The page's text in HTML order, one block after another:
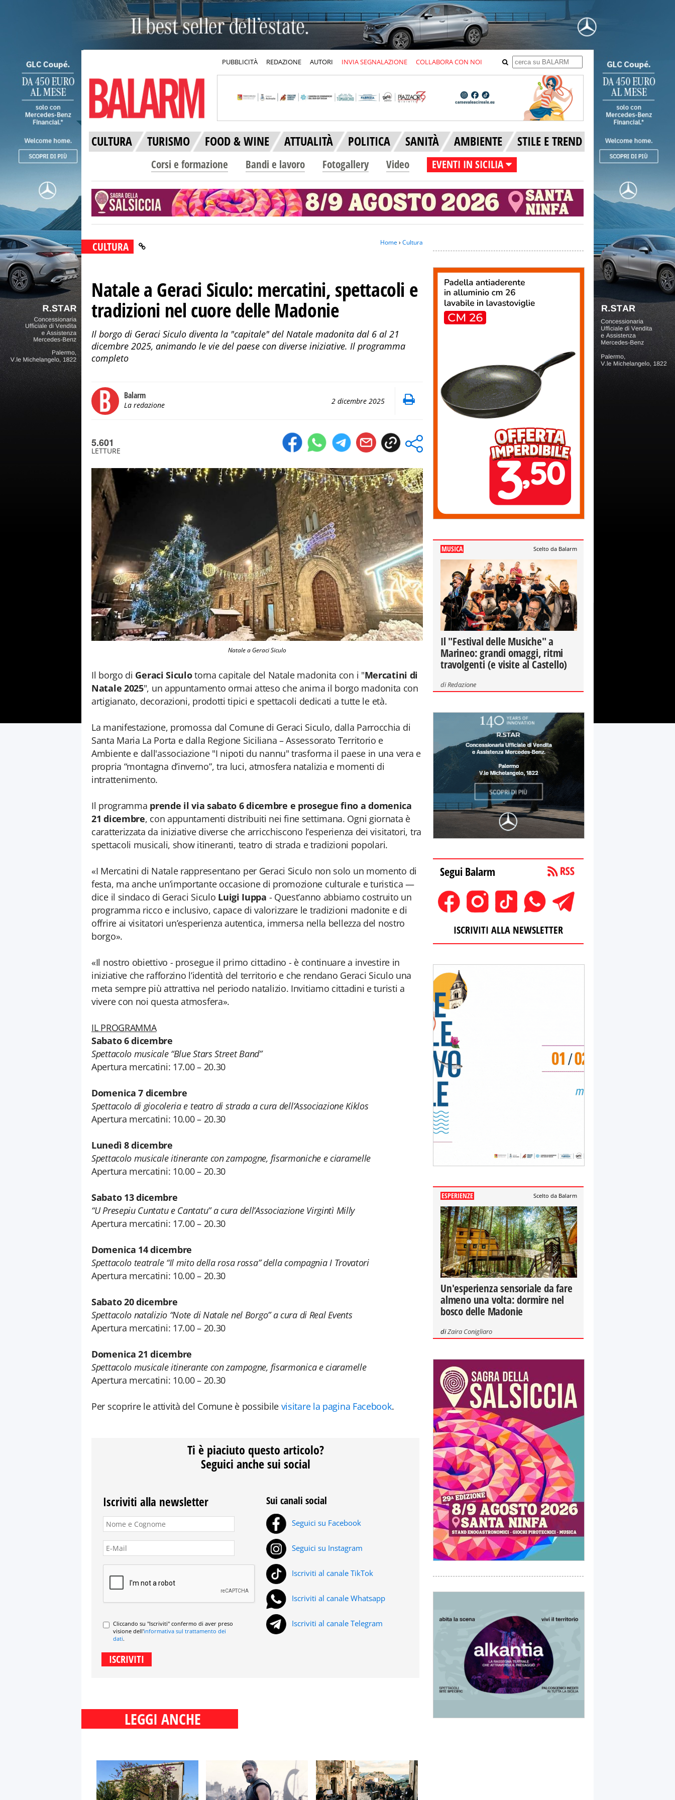
PUBBLICITÀ REDAZIONE AUTORI INVIA SEGNALAZIONE COLLABORA CON NOI
CULTURA TURISMO FOOD & WINE ATTUALITÀ POLITICA SANITÀ AMBIENTE STILE E TREND
Corsi e formazione Bandi e lavoro Fotogallery Video EVENTI IN SICILIA
CULTURA Home› Cultura
Natale a Geraci Siculo: mercatini, spettacoli e
tradizioni nel cuore delle Madonie
Il borgo di Geraci Siculo diventa la "capitale" del Natale madonita dal 6 al 21
dicembre 2025, animando le vie del paese con diverse iniziative. Il programma
completo
Balarm
La redazione 2 dicembre 2025
5.601
LETTURE
Natale a Geraci Siculo
Il borgo di Geraci Siculotorna capitale del Natale madonita con i "Mercatini di
Natale 2025", un appuntamento ormai atteso che anima il borgo madonita con
artigianato, decorazioni, prodotti tipici e spettacoli dedicati a tutte le età.
La manifestazione, promossa dal Comune di Geraci Siculo, dalla Parrocchia di
Santa Maria La Porta e dalla Regione Siciliana – Assessorato Territorio e
Ambiente e dall'associazione "I nipoti du nannu" trasforma il paese in una vera e
propria “montagna d’inverno”, tra luci, atmosfera natalizia e momenti di
intrattenimento.
Il programma prende il via sabato 6 dicembre e prosegue fino a domenica
21 dicembre, con appuntamenti distribuiti nei fine settimana. Ogni giornata è
caratterizzata da iniziative diverse che arricchiscono l’esperienza dei visitatori, tra
spettacoli musicali, show itineranti, teatro di strada e tradizioni popolari.
«I Mercatini di Natale rappresentano per Geraci Siculo non solo un momento di
festa, ma anche un’importante occasione di promozione culturale e turistica —
dice il sindaco di Geraci Siculo Luigi Iuppa - Quest’anno abbiamo costruito un
programma ricco e inclusivo, capace di valorizzare le tradizioni madonite e di
offrire ai visitatori un’esperienza autentica, immersa nella bellezza del nostro
borgo».
«Il nostro obiettivo - prosegue il primo cittadino - è continuare a investire in
iniziative che rafforzino l’identità del territorio e che rendano Geraci Siculo una
meta sempre più attrattiva nel periodo natalizio. Invitiamo cittadini e turisti a
vivere con noi questa atmosfera».
IL PROGRAMMA
Sabato 6 dicembre
Spettacolo musicale “Blue Stars Street Band”
Apertura mercatini: 17.00 – 20.30
Domenica 7 dicembre
Spettacolo di giocoleria e teatro di strada a cura dell’Associazione Kiklos
Apertura mercatini: 10.00 – 20.30
Lunedì 8 dicembre
Spettacolo musicale itinerante con zampogne, fisarmoniche e ciaramelle
Apertura mercatini: 10.00 – 20.30
Sabato 13 dicembre
“U Presepiu Cuntatu e Cantatu” a cura dell’Associazione Virgintì Milly
Apertura mercatini: 17.00 – 20.30
Domenica 14 dicembre
Spettacolo teatrale “Il mito della rosa rossa” della compagnia I Trovatori
Apertura mercatini: 10.00 – 20.30
Sabato 20 dicembre
Spettacolo natalizio “Note di Natale nel Borgo” a cura di Real Events
Apertura mercatini: 17.00 – 20.30
Domenica 21 dicembre
Spettacolo musicale itinerante con zampogne, fisarmonica e ciaramelle
Apertura mercatini: 10.00 – 20.30
Per scoprire le attività del Comune è possibile visitare la pagina Facebook.
Ti è piaciuto questo articolo?
Seguici anche sui social
Iscriviti alla newsletter
Cliccando su "Iscriviti" confermo di aver preso
visione dell'informativa sul trattamento dei
dati.
Sui canali social
Seguici su Facebook
Seguici su Instagram
Iscriviti al canale TikTok
Iscriviti al canale Whatsapp
Iscriviti al canale Telegram
LEGGI ANCHE
MUSICA Scelto da Balarm
Il "Festival delle Musiche" a
Marineo: grandi omaggi, ritmi
travolgenti (e visite al Castello)
diRedazione
Segui Balarm
ISCRIVITI ALLA NEWSLETTER
ESPERIENZE Scelto da Balarm
Un'esperienza sensoriale da fare
almeno una volta: dormire nel
bosco delle Madonie
diZaira Conigliaro